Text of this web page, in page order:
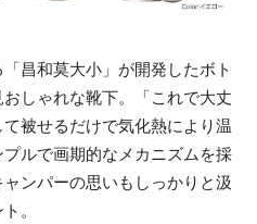
昌和莫大小」が開発したボト
しゃれな靴下。「これで大丈
被せるだけで気化熱により温
ルで画期的なメカニズムを採
ンパーの思いもしっかりと汲
。